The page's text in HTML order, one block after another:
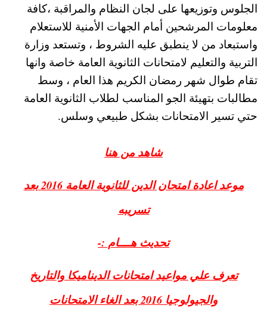
الجلوس وتوزيعها على لجان النظام والمراقبة ،كافة
معلومات المرشحين أمام الجهات الأمنية للاستعلام
واستبعاد من لا ينطبق عليه الشروط ، وتستعد وزارة
التربية والتعليم لامتحانات الثانوية العامة خاصة وانها
تقام طوال شهر رمضان الكريم هذا العام ، وسط
مطالبات بتهيئة الجو المناسب لطلاب الثانوية العامة
حتي تسير الامتحانات بشكل طبيعي وسلس.
شاهد من هنا
موعد اعادة امتحان الدين للثانوية العامة 2016 بعد
تسريبه
تحديث هــــام :-
تعرف علي مواعيد امتحانات الديناميكا والتاريخ
والجيولوجيا 2016 بعد الغاء الامتحانات